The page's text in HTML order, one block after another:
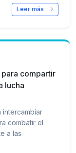
Leer más
compartir
lucha
intercambiar
combatir el
a las